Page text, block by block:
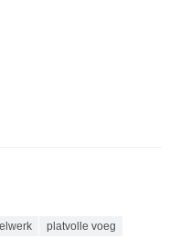
platvolle voeg